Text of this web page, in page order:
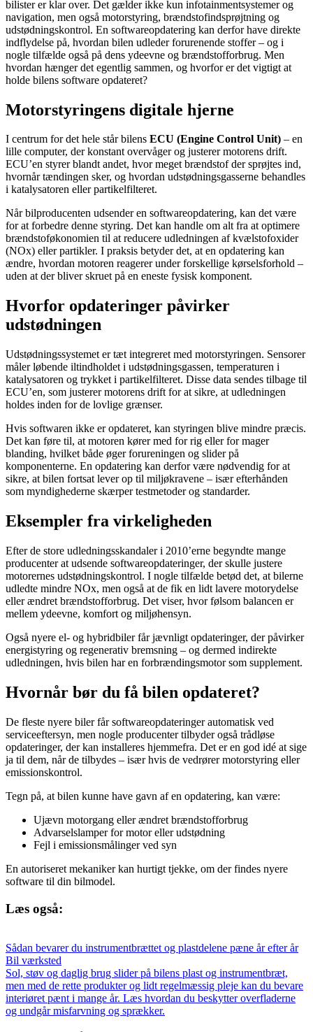
bilister er klar over. Det gælder ikke kun infotainmentsystemer og
navigation, men også motorstyring, brændstofindsprøjtning og
udstødningskontrol. En softwareopdatering kan derfor have direkte
indflydelse på, hvordan bilen udleder forurenende stoffer – og i
nogle tilfælde også på dens ydeevne og brændstofforbrug. Men
hvordan hænger det egentlig sammen, og hvorfor er det vigtigt at
holde bilens software opdateret?
Motorstyringens digitale hjerne
I centrum for det hele står bilens ECU (Engine Control Unit) – en
lille computer, der konstant overvåger og justerer motorens drift.
ECU’en styrer blandt andet, hvor meget brændstof der sprøjtes ind,
hvornår tændingen sker, og hvordan udstødningsgasserne behandles
i katalysatoren eller partikelfilteret.
Når bilproducenten udsender en softwareopdatering, kan det være
for at forbedre denne styring. Det kan handle om alt fra at optimere
brændstoføkonomien til at reducere udledningen af kvælstofoxider
(NOx) eller partikler. I praksis betyder det, at en opdatering kan
ændre, hvordan motoren reagerer under forskellige kørselsforhold –
uden at der bliver skruet på en eneste fysisk komponent.
Hvorfor opdateringer påvirker
udstødningen
Udstødningssystemet er tæt integreret med motorstyringen. Sensorer
måler løbende iltindholdet i udstødningsgassen, temperaturen i
katalysatoren og trykket i partikelfilteret. Disse data sendes tilbage til
ECU’en, som justerer motorens drift for at sikre, at udledningen
holdes inden for de lovlige grænser.
Hvis softwaren ikke er opdateret, kan styringen blive mindre præcis.
Det kan føre til, at motoren kører med for rig eller for mager
blanding, hvilket både øger forureningen og slider på
komponenterne. En opdatering kan derfor være nødvendig for at
sikre, at bilen fortsat lever op til miljøkravene – især efterhånden
som myndighederne skærper testmetoder og standarder.
Eksempler fra virkeligheden
Efter de store udledningsskandaler i 2010’erne begyndte mange
producenter at udsende softwareopdateringer, der skulle justere
motorernes udstødningskontrol. I nogle tilfælde betød det, at bilerne
udledte mindre NOx, men også at de fik en lidt lavere motorydelse
eller ændret brændstofforbrug. Det viser, hvor følsom balancen er
mellem ydeevne, komfort og miljøhensyn.
Også nyere el- og hybridbiler får jævnligt opdateringer, der påvirker
energistyring og regenerativ bremsning – og dermed indirekte
udledningen, hvis bilen har en forbrændingsmotor som supplement.
Hvornår bør du få bilen opdateret?
De fleste nyere biler får softwareopdateringer automatisk ved
serviceeftersyn, men nogle producenter tilbyder også trådløse
opdateringer, der kan installeres hjemmefra. Det er en god idé at sige
ja til dem, når de tilbydes – især hvis de vedrører motorstyring eller
emissionskontrol.
Tegn på, at bilen kunne have gavn af en opdatering, kan være:
Ujævn motorgang eller ændret brændstofforbrug
Advarselslamper for motor eller udstødning
Fejl i emissionsmålinger ved syn
En autoriseret mekaniker kan hurtigt tjekke, om der findes nyere
software til din bilmodel.
Læs også:
Sådan bevarer du instrumentbrættet og plastdelene pæne år efter år
Bil værksted
Sol, støv og daglig brug slider på bilens plast og instrumentbræt,
men med de rette produkter og lidt regelmæssig pleje kan du bevare
interiøret pænt i mange år. Læs hvordan du beskytter overfladerne
og undgår misfarvning og sprækker.